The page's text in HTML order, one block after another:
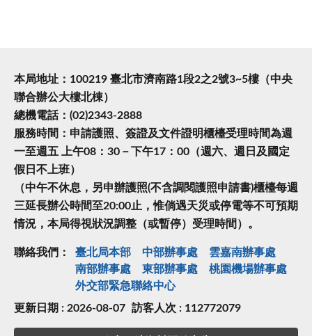
本局地址：100219 臺北市濟南路1段2之2號3~5樓（中央
聯合辦公大樓北棟）
總機電話：(02)2343-2888
服務時間：申請護照、簽證及文件證明櫃檯受理時間為週
一至週五 上午08：30－下午17：00（週六、週日及國定
假日不上班）
（中午不休息，另申辦護照(不含調閱護照申請書)櫃檯每週
三延長辦公時間至20:00止，惟倘遇天災或停電等不可預期
情況，本局得視狀況調整（或暫停）受理時間）。
聯絡我們： 臺北局本部 中部辦事處
雲嘉南辦事處
南部辦事處
東部辦事處
桃園機場辦事處
外交部緊急聯絡中⼼
更新日期 : 2026-08-07 訪客人次 : 112772079